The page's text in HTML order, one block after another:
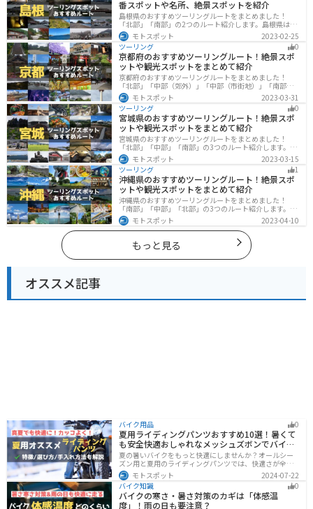
番スポットや名所、絶景スポットを紹介
島根県のおすすめツーリングルートをまとめました！
「北部」「南部」の2つのルート紹介します。島根県は、
海と山が近く、1日で全然違う景色を堪能することができ
ます。バイクで島根県にツーリングに行く際は参考にし
てください。
モトスポット
2023-02-25
ツーリング
0
京都府のおすすめツーリングルート！絶景スポ
ットや観光スポットをまとめて紹介
京都府のおすすめツーリングルートをまとめました！
「北部」「中部（郊外）」「中部（市街地）」「南部」
の4つのルート紹介します。古い町並みや神社仏閣、自然
に囲まれた風光明媚なスポットが数多く存在し、様々な
楽しみ方ができます。バイクで京都府にツーリングに行
く際は参考にしてください。
モトスポット
2023-03-31
ツーリング
0
宮城県のおすすめツーリングルート！絶景スポ
ットや観光スポットをまとめて紹介
宮城県のおすすめツーリングルートをまとめました！
「北部」「中部」「南部」の3つのルート紹介します。キ
ツネ村や広大な山や滝、湖などを歴史や自然を満喫する
ツーリングができます。バイクで宮城県にツーリングに
行く際は参考にしてください。
モトスポット
2023-03-15
ツーリング
1
沖縄県のおすすめツーリングルート！絶景スポ
ットや観光スポットをまとめて紹介
沖縄県のおすすめツーリングルートをまとめました！
「南部」「中部」「北部」の3つのルート紹介します。美
しいビーチや歴史と文化に溢れたスポットが多数あり、
様々な楽しみ方ができます。バイクで沖縄県にツーリン
グに行く際は参考にしてください。
モトスポット 2023-04-10
もっと見る
オススメ記事
バイク用品 0
夏用ライディングパンツおすすめ10選！暑くて
も安全快適おしゃれなメッシュズボンでバイク
に乗ろう
夏の暑いバイクをもっと快適にしませんか？オールシー
ズン用と夏用のライディングパンツでは、快適さが全然
違います。生地の大半がメッシュ素材で作られた夏用で
は通気性・透湿性に優れており、熱気を逃しつつ汗をし
っかりと乾かしてくれます。そんな夏用ライディングパ
ンツの選び方や特徴オススメ商品をまとめました。
モトスポット
2024-07-22
バイク知識
0
バイクの寒さ・暑さ対策のカギは「体感温
度」！雨の日も要注意？